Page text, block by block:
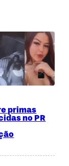
primas
no PR